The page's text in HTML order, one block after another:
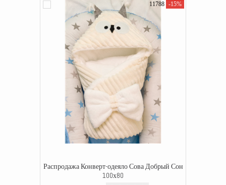
11788 -15%
Распродажа Конверт-одеяло Сова Добрый Сон
100х80